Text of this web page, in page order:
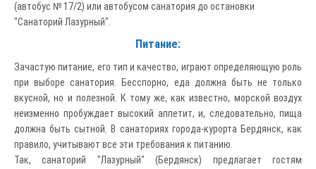
(автобус № 17/2) или автобусом санатория до остановки
"Санаторий Лазурный".
Питание:
Зачастую питание, его тип и качество, играют определяющую роль
при выборе санатория. Бесспорно, еда должна быть не только
вкусной, но и полезной. К тому же, как известно, морской воздух
неизменно пробуждает высокий аппетит, и, следовательно, пища
должна быть сытной. В санаториях города-курорта Бердянск, как
правило, учитывают все эти требования к питанию.
Так, санаторий "Лазурный" (Бердянск) предлагает гостям